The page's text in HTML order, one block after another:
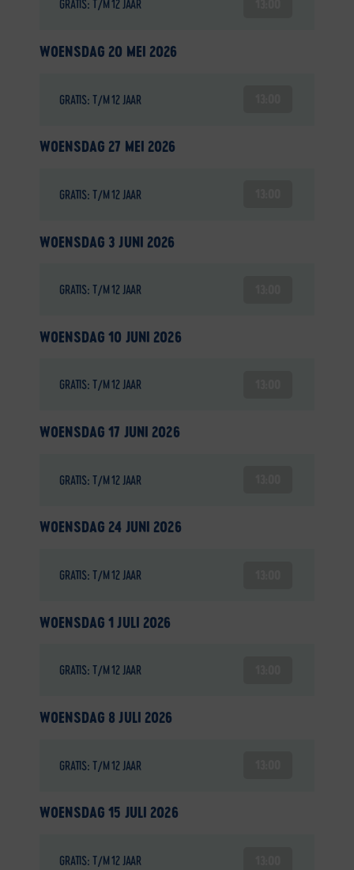
GRATIS: T/M 12 JAAR
WOENSDAG 20 MEI 2026
GRATIS: T/M 12 JAAR
WOENSDAG 27 MEI 2026
GRATIS: T/M 12 JAAR
WOENSDAG 3 JUNI 2026
GRATIS: T/M 12 JAAR
WOENSDAG 10 JUNI 2026
GRATIS: T/M 12 JAAR
WOENSDAG 17 JUNI 2026
GRATIS: T/M 12 JAAR
WOENSDAG 24 JUNI 2026
GRATIS: T/M 12 JAAR
WOENSDAG 1 JULI 2026
GRATIS: T/M 12 JAAR
WOENSDAG 8 JULI 2026
GRATIS: T/M 12 JAAR
WOENSDAG 15 JULI 2026
GRATIS: T/M 12 JAAR